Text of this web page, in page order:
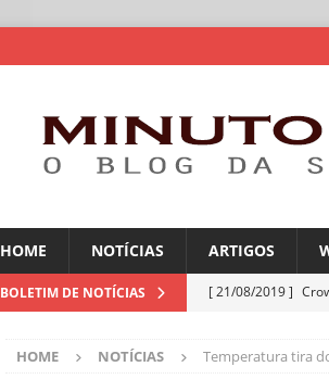
HOME NOTÍCIAS ARTIGOS
BOLETIM DE NOTÍCIAS [ 21/08/2019 ]
[ 30/07/2026 ]
HOME NOTÍCIAS Temperatura tira